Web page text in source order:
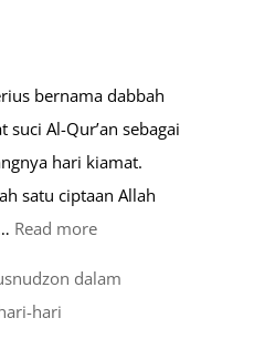
Mustajab
bernama dabbah
Al-Qur’an sebagai
hari kiamat.
satu ciptaan Allah
Read more:
dalam
hari